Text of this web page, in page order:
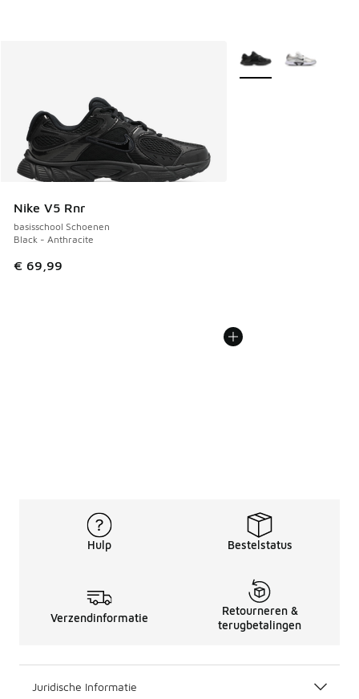
Nike V5 Rnr
basisschool Schoenen
Black - Anthracite
€ 69,99
Meer kleuren
Hulp Bestelstatus
Verzendinformatie
Retourneren &
terugbetalingen
Juridische Informatie